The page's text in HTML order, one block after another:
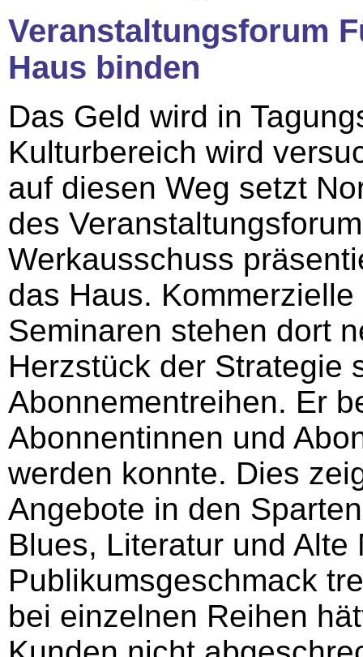
Veranstaltungsforum
Haus binden
Das Geld wird in
Kulturbereich wird
auf diesen Weg setzt
des
Werkausschuss
das Haus.
Seminaren stehen dort
Herzstück der Strategie
Abonnementreihen. Er
Abonnentinnen und
werden konnte. Dies
Angebote in den
Blues, Literatur und
Publikumsgeschmack
bei einzelnen Reihen